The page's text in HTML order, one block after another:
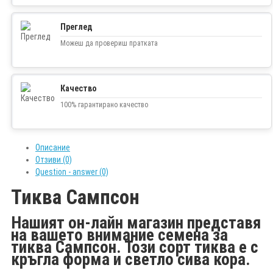
Преглед
Можеш да провериш пратката
Качество
100% гарантирано качество
Описание
Отзиви (0)
Question - answer (0)
Тиква Сампсон
Нашият он-лайн магазин представя
на вашето внимание семена за
тиква Сампсон. Този сорт тиква е с
кръгла форма и светло сива кора.